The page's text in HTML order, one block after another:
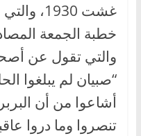
غشت
خطبة الجمعة
والتي تقول عن
“صبيان لم يبلغوا
أشاعوا من أن
تنصروا وما دروا